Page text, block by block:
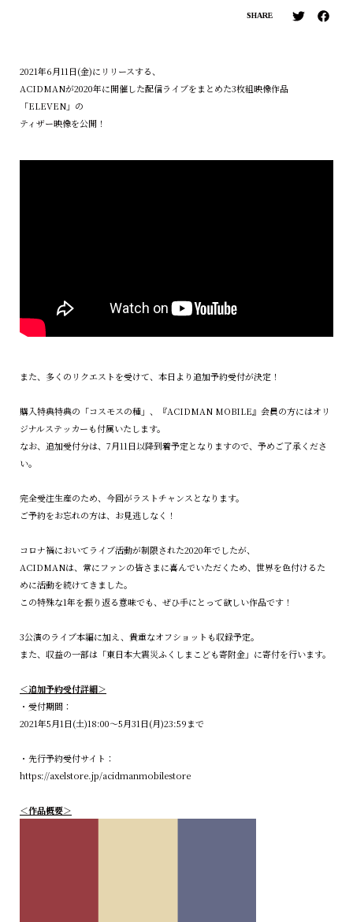
SHARE
2021年6月11日(金)にリリースする、
ACIDMANが2020年に開催した配信ライブをまとめた3枚組映像作品
「ELEVEN」の
ティザー映像を公開！
また、多くのリクエストを受けて、本日より追加予約受付が決定！
購入特典特典の「コスモスの種」、『ACIDMAN MOBILE』会員の方にはオリ
ジナルステッカーも付属いたします。
なお、追加受付分は、7月11日以降到着予定となりますので、予めご了承くださ
い。
完全受注生産のため、今回がラストチャンスとなります。
ご予約をお忘れの方は、お見逃しなく！
コロナ禍においてライブ活動が制限された2020年でしたが、
ACIDMANは、常にファンの皆さまに喜んでいただくため、世界を色付けるた
めに活動を続けてきました。
この特殊な1年を振り返る意味でも、ぜひ手にとって欲しい作品です！
3公演のライブ本編に加え、貴重なオフショットも収録予定。
また、収益の一部は「東日本大震災ふくしまこども寄附金」に寄付を行います。
＜追加予約受付詳細＞
・受付期間：
2021年5月1日(土)18:00〜5月31日(月)23:59まで
・先行予約受付サイト：
https://axelstore.jp/acidmanmobilestore
＜作品概要＞